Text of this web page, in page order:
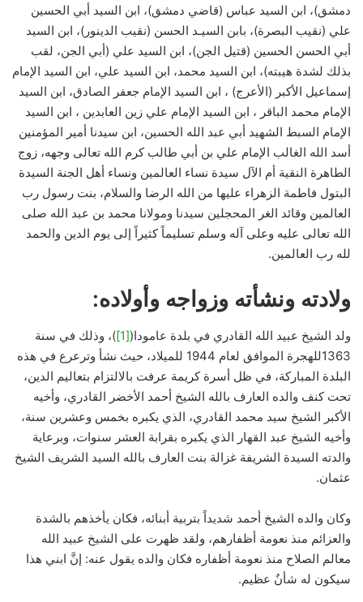
دمشق)، ابن السيد عباس (قاضي دمشق)، ابن السيد أبي الحسين
علي (نقيب البصرة)، بابن السيـد الحسن (نقيب الدينور)، ابن السيد
أبي الحسن الحسين (قتيل الجن)، ابن السيد علي (أبي الجن، لقب
بذلك لشدة هيبته)، ابن السيد محمد، ابن السيد علي، ابن السيد الإمام
إسماعيل الأكبر (الأعرج) ، ابن السيد الإمام جعفر الصادق، ابن السيد
الإمام محمد الباقر ، ابن السيد الإمام علي زين العابدين ، ابن السيد
الإمام السبط الشهيد أبي عبد الله الحسين، ابن سيدنا أمير المؤمنين
أسد الله الغالب الإمام علي بن أبي طالب كرم الله تعالى وجهه، زوج
الطاهرة النقية أم الآل سيدة نساء العالمين ونساء أهل الجنة السيدة
البتول فاطمة الزهراء عليها من الله الرضا والسلام، بنت رسول رب
العالمين وقائد الغر المحجلين سيدنا ومولانا محمد بن عبد الله صلى
الله تعالى عليه وعلى آله وسلم تسليماً كثيراً إلى يوم الدين والحمد
لله رب العالمين.
ولادته ونشأته وزواجه وأولاده:
ولد الشيخ عبيد الله القادري في بلدة عامودا([1]
)، وذلك في سنة
1363للهجرة الموافق لعام 1944 للميلاد، حيث نشأ وترعرع في هذه
البلدة المباركة، في ظل أسرة كريمة عرفت بالالتزام بتعاليم الدين،
تحت كنف والده العارف بالله الشيخ أحمد الأخضر القادري، وأخيه
الأكبر الشيخ سيد محمد القادري، الذي يكبره بخمس وعشرين سنة،
وأخيه الشيخ عبد القهار الذي يكبره بقرابة العشر سنوات، وبرعاية
والدته السيدة الشريفة غزالة بنت العارف بالله السيد الشريف الشيخ
عثمان.
وكان والده الشيخ أحمد شديداً بتربية أبنائه، فكان يأخذهم بالشدة
والعزائم منذ نعومة أظفارهم، ولقد ظهرت على الشيخ عبيد الله
معالم الصلاح منذ نعومة أظفاره فكان والده يقول عنه: إنَّ ابني هذا
سيكون له شأنٌ عظيم.